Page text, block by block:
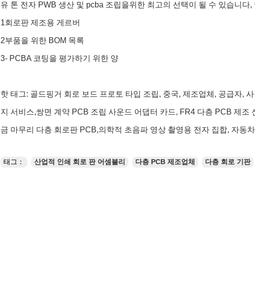
유 톤 전자 PWB 생산 및 pcba 조립을위한 최고의 선택이 될 수 있습니
1회로판 제조용 게르버
2부품을 위한 BOM 목록
3- PCBA 코팅을 평가하기 위한 양
핫 태그: 골드핑거 회로 보드 프로토 타입 조립, 중국, 제조업체, 공급자,
지 서비스,쌍면 계약 PCB 조립 사운드 어댑터 카드, FR4 다층 PCB 제조
금 마무리 다층 회로판 PCB,의학적 초음파 영상 촬영용 전자 집합, 자동
태그： 산업적 인쇄 회로 판 어셈블리 다층 PCB 제조업체 다층 회로 기판